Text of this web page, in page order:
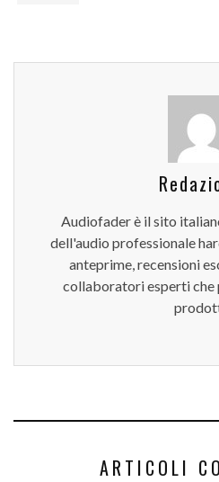
Audiofader è il sito
dell'audio professionale
anteprime, recensioni
collaboratori esperti che
ARTICOLI